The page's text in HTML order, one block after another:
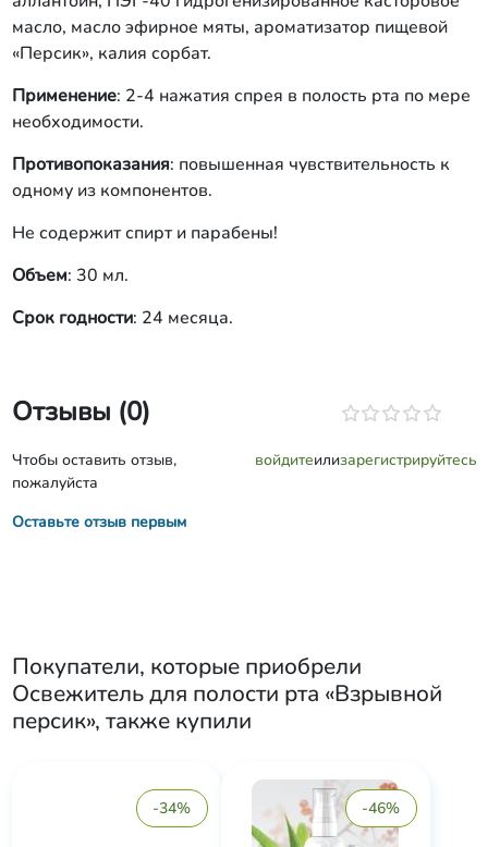
масло, масло эфирное мяты, ароматизатор пищевой
«Персик», калия сорбат.
Применение: 2-4 нажатия спрея в полость рта по мере
необходимости.
Противопоказания: повышенная чувствительность к
одному из компонентов.
Не содержит спирт и парабены!
Объем: 30 мл.
Срок годности: 24 месяца.
Отзывы (0)
Чтобы оставить отзыв,
пожалуйста
войдитеилизарегистрируйтесь
Оставьте отзыв первым
Покупатели, которые приобрели
Освежитель для полости рта «Взрывной
персик», также купили
-34% -46%